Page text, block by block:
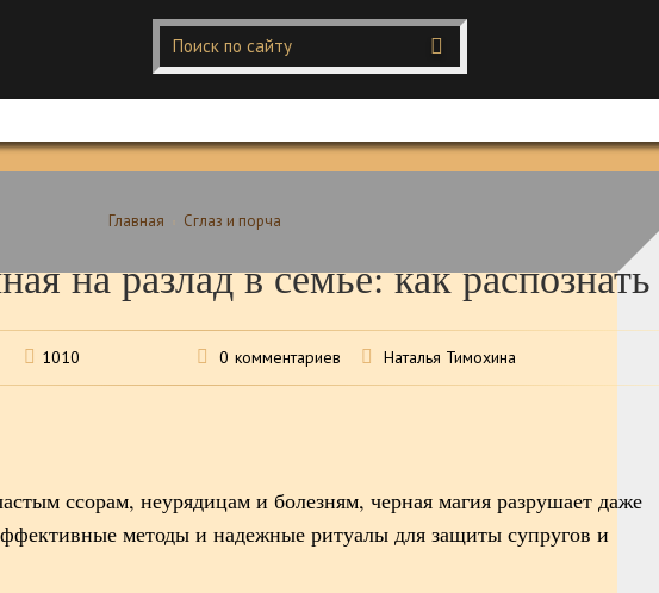
Главная Сглаз и порча
на разлад в семье: как распознать
1010 0 комментариев Наталья Тимохина
ссорам, неурядицам и болезням, черная магия разрушает даже
методы и надежные ритуалы для защиты супругов и